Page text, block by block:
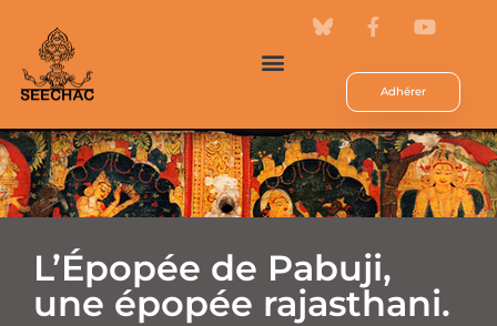
Adhérer
L’Épopée de Pabuji,
une épopée rajasthani.